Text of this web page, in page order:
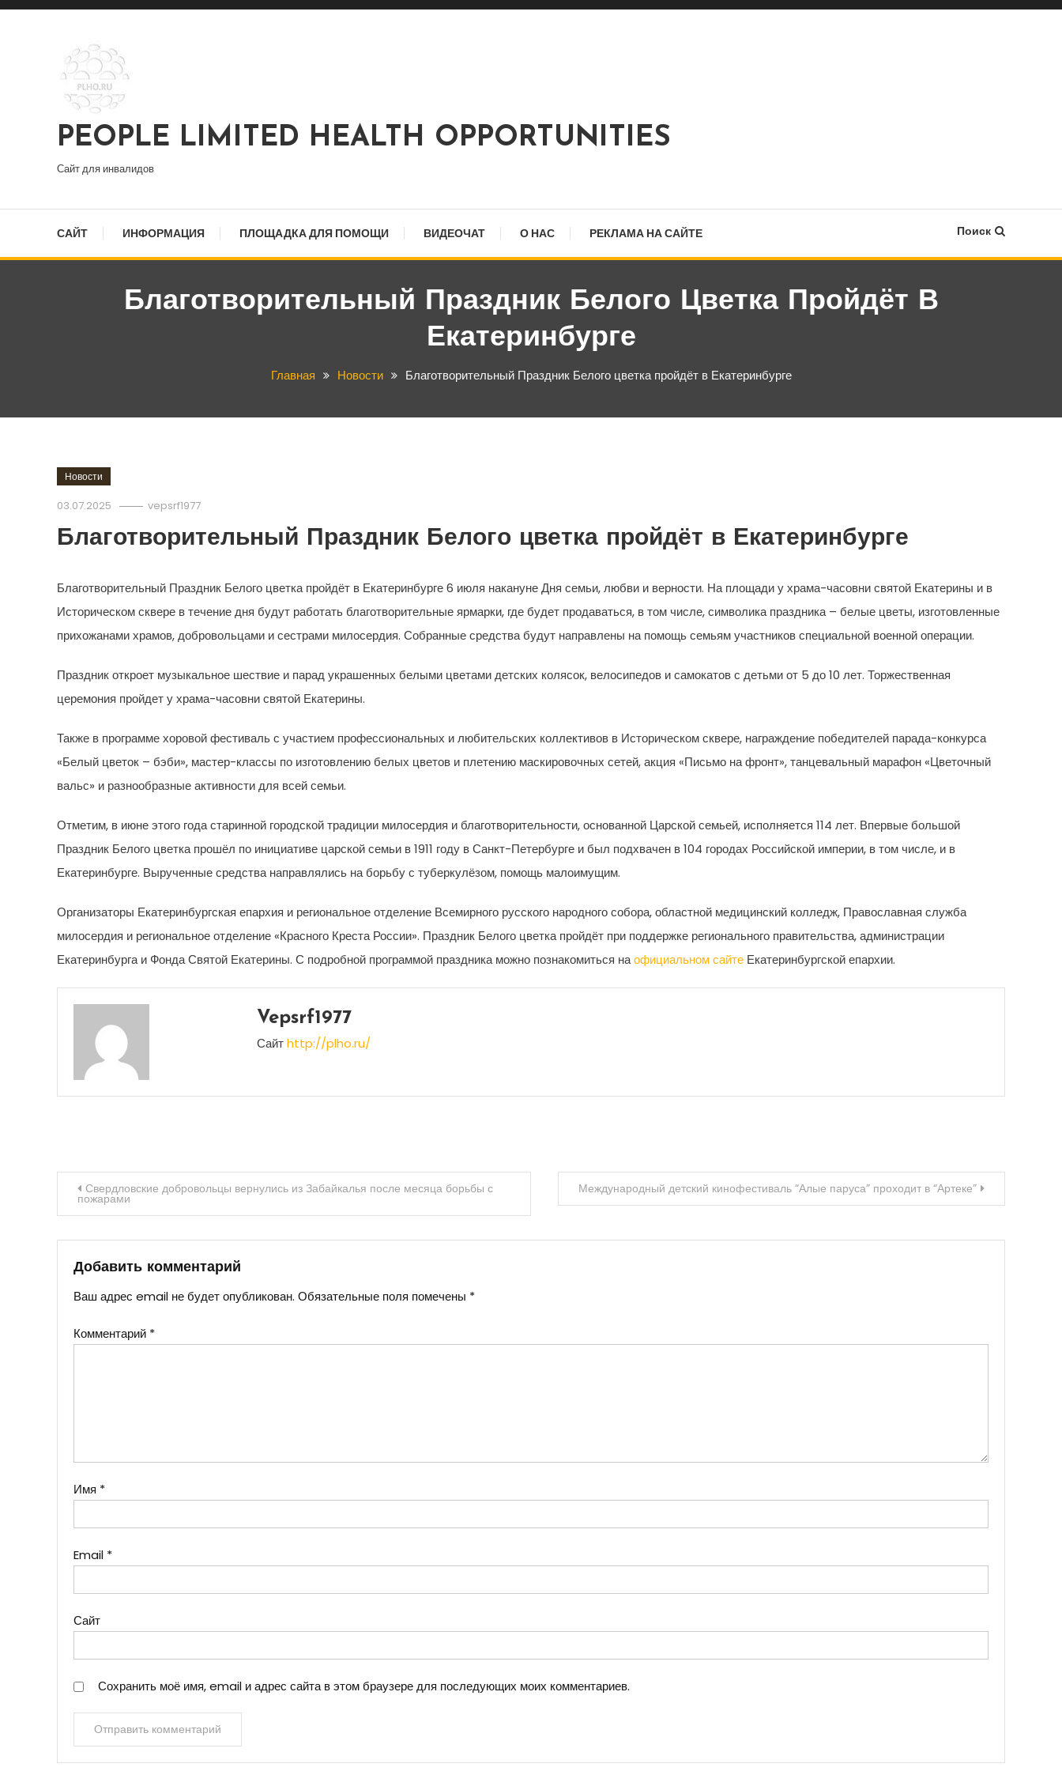
Перейти
содержимому
PEOPLE LIMITED HEALTH OPPORTUNITIES
Сайт для инвалидов
САЙТ ИНФОРМАЦИЯ ПЛОЩАДКА ДЛЯ ПОМОЩИ ВИДЕОЧАТ О НАС РЕКЛАМА НА САЙТЕ Поиск
Благотворительный Праздник Белого Цветка Пройдёт В
Екатеринбурге
Главная Новости Благотворительный Праздник Белого цветка пройдёт в Екатеринбурге
Новости
03.07.2025 vepsrf1977
Благотворительный Праздник Белого цветка пройдёт в Екатеринбурге
Благотворительный Праздник Белого цветка пройдёт в Екатеринбурге 6 июля накануне Дня семьи, любви и верности. На площади у храма-часовни святой Екатерины и в
Историческом сквере в течение дня будут работать благотворительные ярмарки, где будет продаваться, в том числе, символика праздника – белые цветы, изготовленные
прихожанами храмов, добровольцами и сестрами милосердия. Собранные средства будут направлены на помощь семьям участников специальной военной операции.
Праздник откроет музыкальное шествие и парад украшенных белыми цветами детских колясок, велосипедов и самокатов с детьми от 5 до 10 лет. Торжественная
церемония пройдет у храма-часовни святой Екатерины.
Также в программе хоровой фестиваль с участием профессиональных и любительских коллективов в Историческом сквере, награждение победителей парада-конкурса
«Белый цветок – бэби», мастер-классы по изготовлению белых цветов и плетению маскировочных сетей, акция «Письмо на фронт», танцевальный марафон «Цветочный
вальс» и разнообразные активности для всей семьи.
Отметим, в июне этого года старинной городской традиции милосердия и благотворительности, основанной Царской семьей, исполняется 114 лет. Впервые большой
Праздник Белого цветка прошёл по инициативе царской семьи в 1911 году в Санкт-Петербурге и был подхвачен в 104 городах Российской империи, в том числе, и в
Екатеринбурге. Вырученные средства направлялись на борьбу с туберкулёзом, помощь малоимущим.
Организаторы Екатеринбургская епархия и региональное отделение Всемирного русского народного собора, областной медицинский колледж, Православная служба
милосердия и региональное отделение «Красного Креста России». Праздник Белого цветка пройдёт при поддержке регионального правительства, администрации
Екатеринбурга и Фонда Святой Екатерины. С подробной программой праздника можно познакомиться наофициальном сайте Екатеринбургской епархии.
Vepsrf1977
Сайт http://plho.ru/
Навигация
по
записям
Свердловские добровольцы вернулись из Забайкалья после месяца борьбы с
пожарами
Международный детский кинофестиваль “Алые паруса” проходит в “Артеке”
Добавить комментарий
Ваш адрес email не будет опубликован. Обязательные поля помечены *
Комментарий *
Имя *
Email *
Сайт
Сохранить моё имя, email и адрес сайта в этом браузере для последующих моих комментариев.